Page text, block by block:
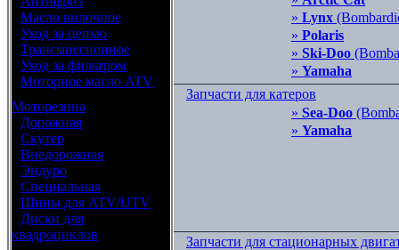
Масло вилочное
Уход за цепью
Трансмиссионное
Уход за фильтром
Моторное масло ATV
Моторезина
Дорожная
Скутер
Внедорожная
Эндуро
Специальная
Шины для ATV/UTV
Диски для
квадроциклов
» Lynx
» Polaris
» Ski-Doo
» Yamaha
Запчасти для катеров
» Sea-Doo
» Yamaha
Запчасти для стационарных